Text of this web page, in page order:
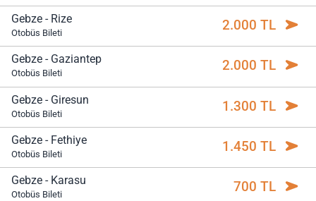
Gebze - Rize
Otobüs Bileti 2.000 TL
Gebze - Gaziantep
Otobüs Bileti 2.000 TL
Gebze - Giresun
Otobüs Bileti 1.300 TL
Gebze - Fethiye
Otobüs Bileti 1.450 TL
Gebze - Karasu
Otobüs Bileti 700 TL